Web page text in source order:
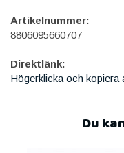
Artikelnummer:
8806095660707
Direktlänk:
Högerklicka och kopiera
Du